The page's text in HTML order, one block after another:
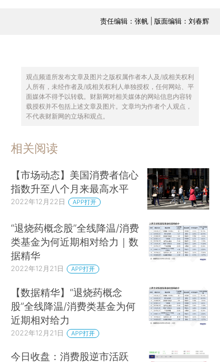
责任编辑：张帆 | 版面编辑：刘春辉
观点频道所发布文章及图片之版权属作者本人及/或相关权利
人所有，未经作者及/或相关权利人单独授权，任何网站、平
面媒体不得予以转载。财新网对相关媒体的网站信息内容转
载授权并不包括上述文章及图片。文章均为作者个人观点，
不代表财新网的立场和观点。
相关阅读
【市场动态】美国消费者信心
指数升至八个月来最高水平
2022年12月22日 APP打开
“退烧药概念股”全线降温/消费
类基金为何近期相对给力｜数
据精华
2022年12月21日 APP打开
【数据精华】“退烧药概念
股”全线降温/消费类基金为何
近期相对给力
2022年12月21日 APP打开
今日收盘：消费股逆市活跃